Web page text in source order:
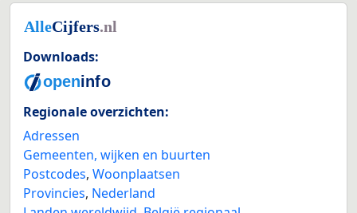
Downloads:
Regionale overzichten:
Adressen
Gemeenten, wijken en buurten
Postcodes, Woonplaatsen
Provincies, Nederland